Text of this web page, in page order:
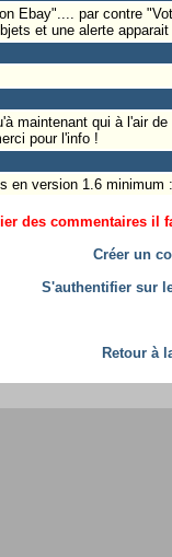
Ebay".... par contre
et une alerte
maintenant qui à l'air
pour l'info !
en version 1.6 minimum
des commentaires il
Créer un
S'authentifier sur
Retour à